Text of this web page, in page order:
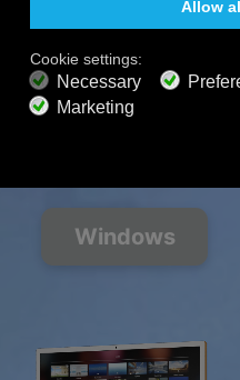
800+ Musiksender
Soundscape-Mixer
Windows